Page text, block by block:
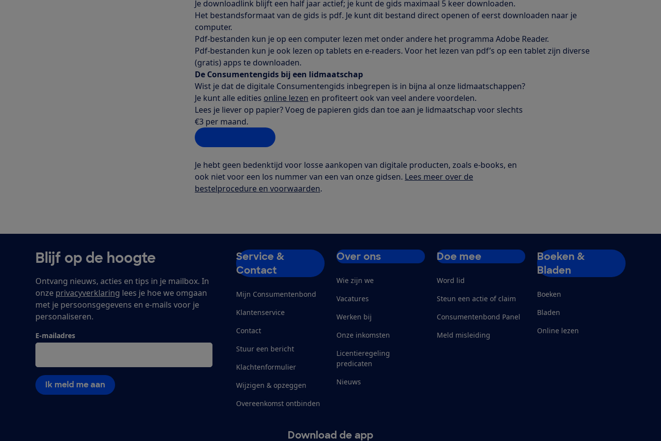
Je downloadlink blijft een half jaar actief; je kunt de gids maximaal 5 keer downloaden.
Het bestandsformaat van de gids is pdf. Je kunt dit bestand direct openen of eerst downloaden naar je
computer.
Pdf-bestanden kun je op een computer lezen met onder andere het programma Adobe Reader.
Pdf-bestanden kun je ook lezen op tablets en e-readers. Voor het lezen van pdf’s op een tablet zijn diverse
(gratis) apps te downloaden.
De Consumentengids bij een lidmaatschap
Wist je dat de digitale Consumentengids inbegrepen is in bijna al onze lidmaatschappen?
Je kunt alle edities online lezen en profiteert ook van veel andere voordelen.
Lees je liever op papier? Voeg de papieren gids dan toe aan je lidmaatschap voor slechts
€3 per maand.
Je hebt geen bedenktijd voor losse aankopen van digitale producten, zoals e-books, en
ook niet voor een los nummer van een van onze gidsen. Lees meer over de
bestelprocedure en voorwaarden.
Blijf op de hoogte
Ontvang nieuws, acties en tips in je mailbox. In
onze privacyverklaring lees je hoe we omgaan
met je persoonsgegevens en e-mails voor je
personaliseren.
E-mailadres
Ik meld me aan
Service &
Contact
Mijn Consumentenbond
Klantenservice
Contact
Stuur een bericht
Klachtenformulier
Wijzigen & opzeggen
Overeenkomst ontbinden
Over ons
Wie zijn we
Vacatures
Werken bij
Onze inkomsten
Licentieregeling
predicaten
Nieuws
Doe mee
Word lid
Steun een actie of claim
Consumentenbond Panel
Meld misleiding
Boeken &
Bladen
Boeken
Bladen
Online lezen
Download de app